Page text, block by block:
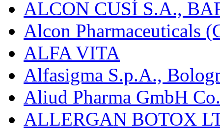
ALCON CUSÍ S.A.,
Alcon Pharmaceuticals
ALFA VITA
Alfasigma S.p.A.,
Aliud Pharma GmbH
ALLERGAN BOTOX